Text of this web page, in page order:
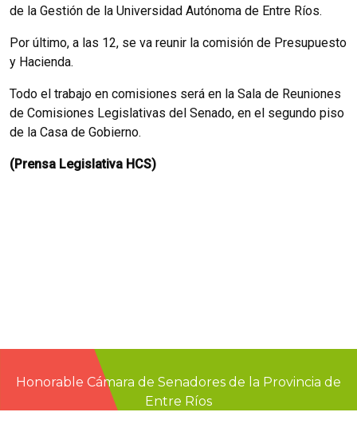
de la Gestión de la Universidad Autónoma de Entre Ríos.
Por último, a las 12, se va reunir la comisión de Presupuesto
y Hacienda.
Todo el trabajo en comisiones será en la Sala de Reuniones
de Comisiones Legislativas del Senado, en el segundo piso
de la Casa de Gobierno.
(Prensa Legislativa HCS)
Honorable Cámara de Senadores de la Provincia de
Entre Ríos